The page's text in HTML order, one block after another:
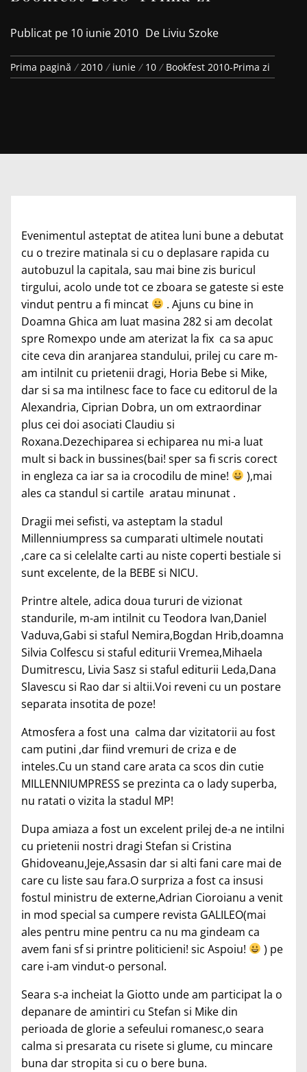
Publicat pe 10 iunie 2010 De Liviu Szoke
Prima pagină 2010 iunie 10 Bookfest 2010-Prima zi
Evenimentul asteptat de atitea luni bune a debutat
cu o trezire matinala si cu o deplasare rapida cu
autobuzul la capitala, sau mai bine zis buricul
tirgului, acolo unde tot ce zboara se gateste si este
vindut pentru a fi mincat
. Ajuns cu bine in
Doamna Ghica am luat masina 282 si am decolat
spre Romexpo unde am aterizat la fix ca sa apuc
cite ceva din aranjarea standului, prilej cu care m-
am intilnit cu prietenii dragi, Horia Bebe si Mike,
dar si sa ma intilnesc face to face cu editorul de la
Alexandria, Ciprian Dobra, un om extraordinar
plus cei doi asociati Claudiu si
Roxana.Dezechiparea si echiparea nu mi-a luat
mult si back in bussines(bai! sper sa fi scris corect
in engleza ca iar sa ia crocodilu de mine!
),mai
ales ca standul si cartile aratau minunat .
Dragii mei sefisti, va asteptam la stadul
Millenniumpress sa cumparati ultimele noutati
,care ca si celelalte carti au niste coperti bestiale si
sunt excelente, de la BEBE si NICU.
Printre altele, adica doua tururi de vizionat
standurile, m-am intilnit cu Teodora Ivan,Daniel
Vaduva,Gabi si staful Nemira,Bogdan Hrib,doamna
Silvia Colfescu si staful editurii Vremea,Mihaela
Dumitrescu, Livia Sasz si staful editurii Leda,Dana
Slavescu si Rao dar si altii.Voi reveni cu un postare
separata insotita de poze!
Atmosfera a fost una calma dar vizitatorii au fost
cam putini ,dar fiind vremuri de criza e de
inteles.Cu un stand care arata ca scos din cutie
MILLENNIUMPRESS se prezinta ca o lady superba,
nu ratati o vizita la stadul MP!
Dupa amiaza a fost un excelent prilej de-a ne intilni
cu prietenii nostri dragi Stefan si Cristina
Ghidoveanu,Jeje,Assasin dar si alti fani care mai de
care cu liste sau fara.O surpriza a fost ca insusi
fostul ministru de externe,Adrian Cioroianu a venit
in mod special sa cumpere revista GALILEO(mai
ales pentru mine pentru ca nu ma gindeam ca
avem fani sf si printre politicieni! sic Aspoiu!
) pe
care i-am vindut-o personal.
Seara s-a incheiat la Giotto unde am participat la o
depanare de amintiri cu Stefan si Mike din
perioada de glorie a sefeului romanesc,o seara
calma si presarata cu risete si glume, cu mincare
buna dar stropita si cu o bere buna.